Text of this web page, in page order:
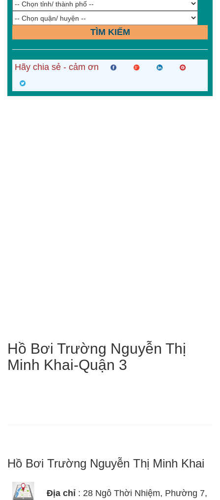
TÌM KIẾM
Hãy chia sẻ - cảm ơn
Hồ Bơi Trường Nguyễn Thị
Minh Khai-Quận 3
Hồ Bơi Trường Nguyễn Thị Minh Khai
Địa chỉ : 28 Ngô Thời Nhiệm, Phường 7,